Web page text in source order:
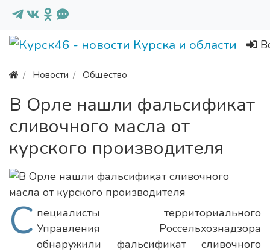
Новости Общество
В Орле нашли фальсификат
сливочного масла от
курского производителя
С пециалисты территориального
Управления Россельхознадзора
обнаружили фальсификат сливочного